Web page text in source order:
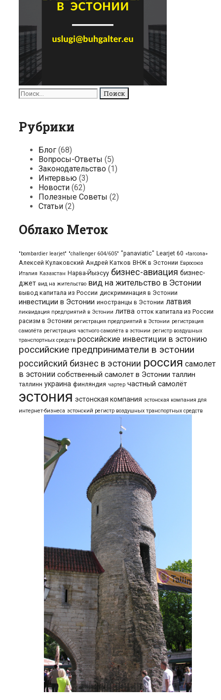
Поиск
для:
Рубрики
Блог (68)
Вопросы-Ответы (5)
Законодательство (1)
Интервью (3)
Новости (62)
Полезные Советы (2)
Статьи (2)
Облако Меток
"bombardier learjet" "challenger 604/605" "panaviatic" Learjet 60 «tarcona»
Алексей Кулаковский Андрей Катков ВНЖ в Эстонии Евросоюз
Италия Казахстан Нарва-Йыэсуу бизнес-авиация бизнес-
джет вид на жительство вид на жительство в Эстонии
вывод капитала из России дискриминация в Эстонии
инвестиции в Эстонии иностранцы в Эстонии латвия
ликвидация предприятий в Эстонии литва отток капитала из России
расизм в Эстонии регистрация предприятий в Эстонии регистрация
самолёта регистрация частного самолёта в эстонии регистр воздушных
транспортных средств российские инвестиции в эстонию
российские предприниматели в эстонии
российский бизнес в эстонии россия самолет
в эстонии собственный самолет в Эстонии таллин
таллинн украина финляндия чартер частный самолёт
эстония эстонская компания эстонская компания для
интернет-бизнеса эстонский регистр воздушных транспортных средств